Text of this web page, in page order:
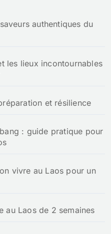
authentiques du
les lieux incontournables
et résilience
: guide pratique pour
vivre au Laos pour un
au Laos de 2 semaines